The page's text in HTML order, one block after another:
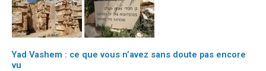
Yad Vashem : ce que vous n’avez sans doute pas encore
vu